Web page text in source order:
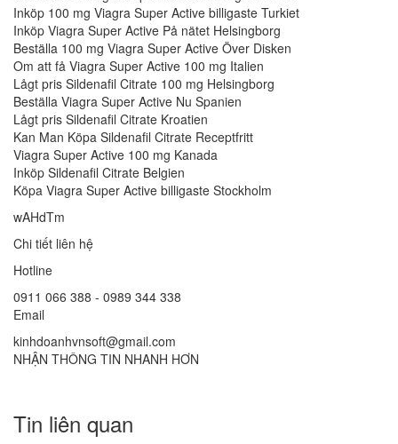
Inköp 100 mg Viagra Super Active billigaste Turkiet
Inköp Viagra Super Active På nätet Helsingborg
Beställa 100 mg Viagra Super Active Över Disken
Om att få Viagra Super Active 100 mg Italien
Lågt pris Sildenafil Citrate 100 mg Helsingborg
Beställa Viagra Super Active Nu Spanien
Lågt pris Sildenafil Citrate Kroatien
Kan Man Köpa Sildenafil Citrate Receptfritt
Viagra Super Active 100 mg Kanada
Inköp Sildenafil Citrate Belgien
Köpa Viagra Super Active billigaste Stockholm
wAHdTm
Chi tiết liên hệ
Hotline
0911 066 388 - 0989 344 338
Email
kinhdoanhvnsoft@gmail.com
NHẬN THÔNG TIN NHANH HƠN
Tin liên quan